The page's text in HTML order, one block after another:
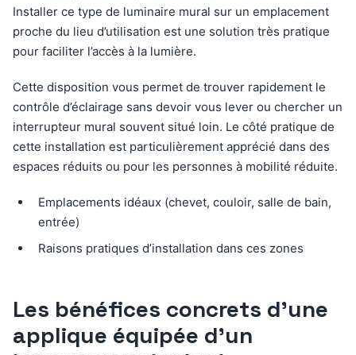
Installer ce type de luminaire mural sur un emplacement
proche du lieu d’utilisation est une solution très pratique
pour faciliter l’accès à la lumière.
Cette disposition vous permet de trouver rapidement le
contrôle d’éclairage sans devoir vous lever ou chercher un
interrupteur mural souvent situé loin. Le côté pratique de
cette installation est particulièrement apprécié dans des
espaces réduits ou pour les personnes à mobilité réduite.
Emplacements idéaux (chevet, couloir, salle de bain,
entrée)
Raisons pratiques d’installation dans ces zones
Les bénéfices concrets d’une
applique équipée d’un